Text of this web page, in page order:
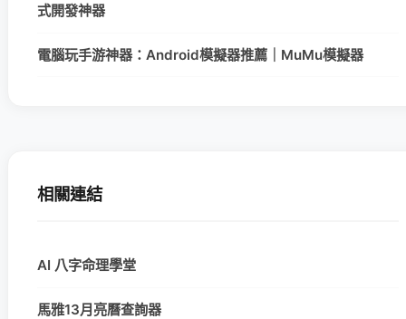
式開發神器
電腦玩手游神器：Android模擬器推薦｜MuMu模擬器
相關連結
AI 八字命理學堂
馬雅13月亮曆查詢器